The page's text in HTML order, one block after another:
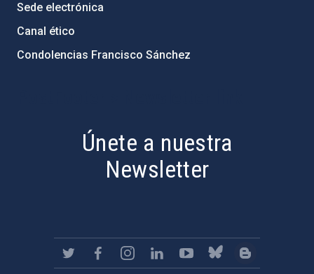
Sede electrónica
Canal ético
Condolencias Francisco Sánchez
Únete a nuestra
Newsletter